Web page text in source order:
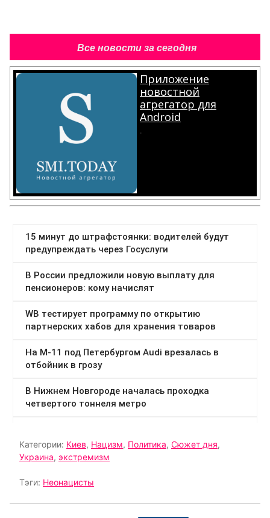
Все новости за сегодня
Приложение
новостной
агрегатор для
Android
.
Категории: Киев, Нацизм, Политика, Сюжет дня,
Украина, экстремизм
Тэги: Неонацисты